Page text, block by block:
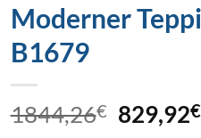
Moderner
B1679
1844,26€ 829,92€